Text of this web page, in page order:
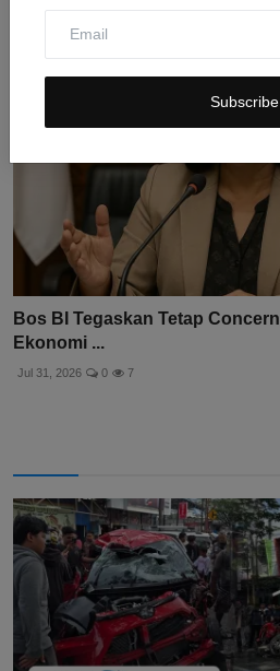
Subscribe
Bos BI Tegaskan Tetap
Ekonomi ...
Jul 31, 2026 0 7